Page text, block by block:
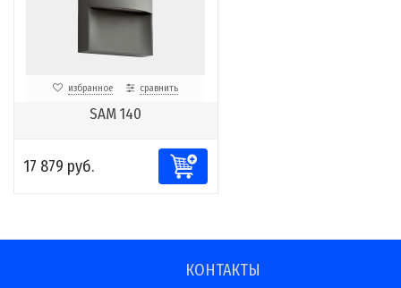
избранное сравнить
SAM 140
17 879 руб.
КОНТАКТЫ